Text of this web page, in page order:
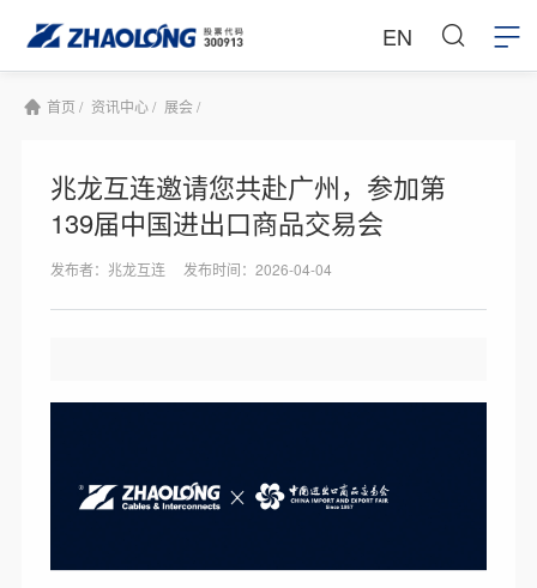
EN
首页 / 资讯中心 / 展会 /
兆龙互连邀请您共赴广州，参加第
139届中国进出口商品交易会
发布者：兆龙互连 发布时间：2026-04-04